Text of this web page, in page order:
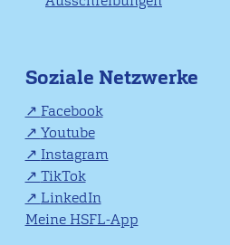
Soziale Netzwerke
Facebook
Youtube
Instagram
TikTok
LinkedIn
Meine HSFL-App